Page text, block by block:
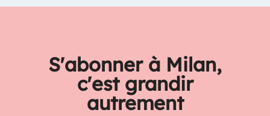
S'abonner à Milan,
c'est grandir
autrement